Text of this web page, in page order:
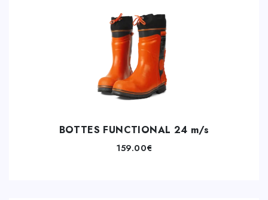
BOTTES FUNCTIONAL 24 m/s
159.00€